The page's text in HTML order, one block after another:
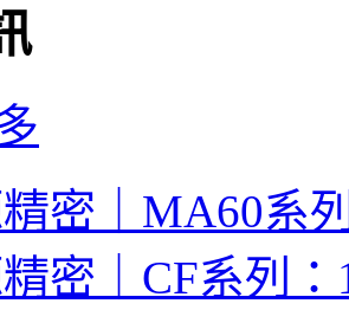
密｜MA60系
密｜CF系列：